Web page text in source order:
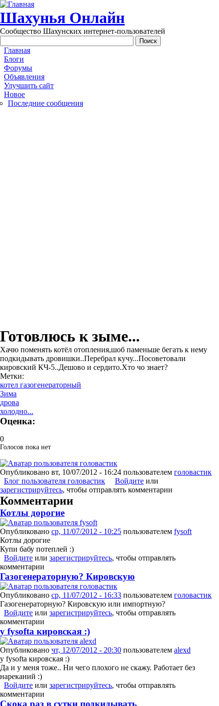
Перейти к основному содержанию
Шахунья Онлайн
Сообщество Шахунских интернет-пользователей
Main menu
Главная
Блоги
Форумы
Объявления
Улучшить сайт
Новое
Последние сообщения
Готовлюсь к зыме...
Хачю поменять котёл отопления,шоб паменьше бегать к нему
подкидывать дровишки..Перебрал кучу...Посоветовали
кировский КЧ-5..Дешово и сердито.Хто чо знает?
Метки:
котел газогенераторный
Зима
дрова
холодно...
Оценка:
0
Голосов пока нет
Опубликовано вт, 10/07/2012 - 16:24 пользователем головастик
Блог пользователя головастик
Войдите или
зарегистрируйтесь, чтобы отправлять комментарии
Комментарии
Котлы дорогие
Опубликовано ср, 11/07/2012 - 10:25 пользователем fysoft
Котлы дорогие
Купи бабу потеплей :)
Войдите или зарегистрируйтесь, чтобы отправлять
комментарии
Газогенераторную? Кировскую
Опубликовано ср, 11/07/2012 - 16:33 пользователем головастик
Газогенераторную? Кировскую или импортную?
Войдите или зарегистрируйтесь, чтобы отправлять
комментарии
у fysoftа кировская :)
Опубликовано чт, 12/07/2012 - 20:30 пользователем alexd
у fysoftа кировская :)
Да и у меня тоже.. Ни чего плохого не скажу. Работает без
нареканий :)
Войдите или зарегистрируйтесь, чтобы отправлять
комментарии
Скока раз в сутки подкидывать